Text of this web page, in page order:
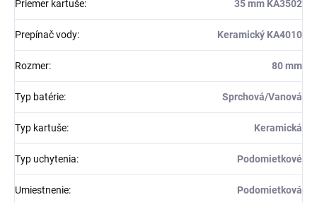
Priemer kartuše: 35 mm KA3502
Prepínač vody: Keramický KA4010
Rozmer: 80 mm
Typ batérie: Sprchová/Vanová
Typ kartuše: Keramická
Typ uchytenia: Podomietkové
Umiestnenie: Podomietková